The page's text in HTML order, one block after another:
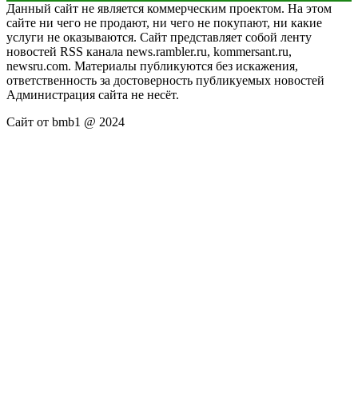
Данный сайт не является коммерческим проектом. На этом
сайте ни чего не продают, ни чего не покупают, ни какие
услуги не оказываются. Сайт представляет собой ленту
новостей RSS канала news.rambler.ru, kommersant.ru,
newsru.com. Материалы публикуются без искажения,
ответственность за достоверность публикуемых новостей
Администрация сайта не несёт.
Сайт от bmb1 @ 2024